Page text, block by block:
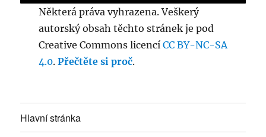
Některá práva vyhrazena. Veškerý
autorský obsah těchto stránek je pod
Creative Commons licencí CC BY-NC-SA
4.0. Přečtěte si proč.
Hlavní stránka